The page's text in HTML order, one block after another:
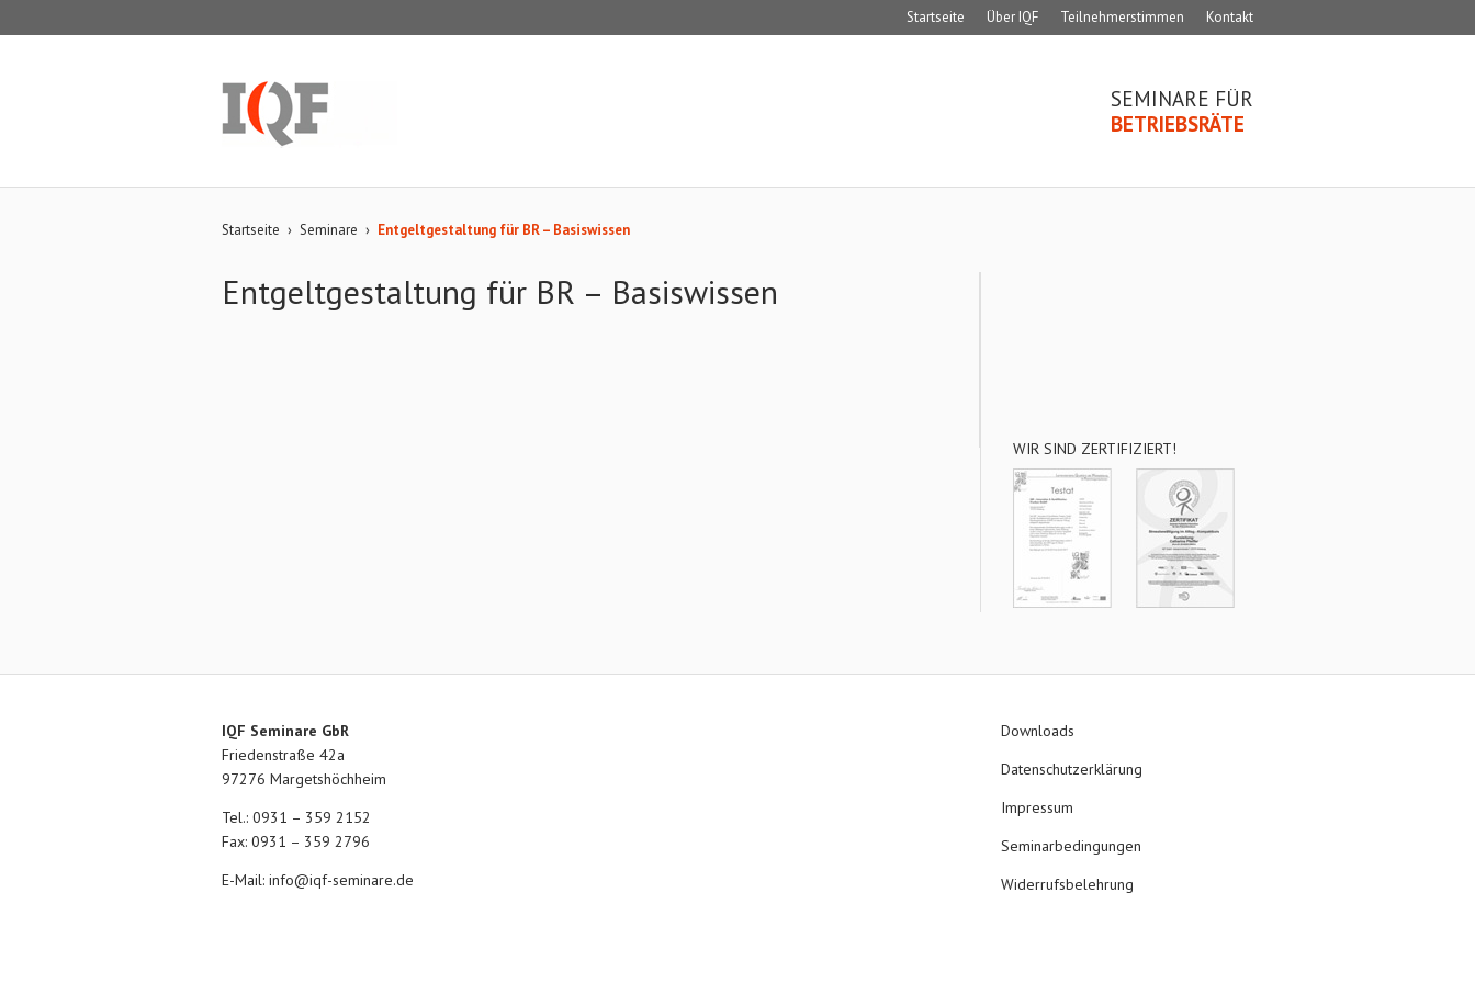
Startseite Über IQF Teilnehmerstimmen Kontakt
SEMINARE FÜR
BETRIEBSRÄTE
Startseite › Seminare › Entgeltgestaltung für BR – Basiswissen
Entgeltgestaltung für BR – Basiswissen
WIR SIND ZERTIFIZIERT!
IQF Seminare GbR
Friedenstraße 42a
97276 Margetshöchheim
Tel.: 0931 – 359 2152
Fax: 0931 – 359 2796
E-Mail: info@iqf-seminare.de
Downloads
Datenschutzerklärung
Impressum
Seminarbedingungen
Widerrufsbelehrung